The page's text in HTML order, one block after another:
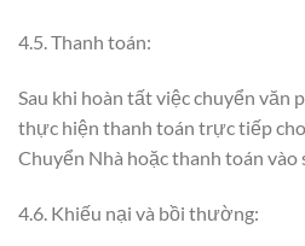
4.5. Thanh toán:
Sau khi hoàn tất việc chuyển văn
thực hiện thanh toán trực tiếp cho
Chuyển Nhà hoặc thanh toán vào
4.6. Khiếu nại và bồi thường: